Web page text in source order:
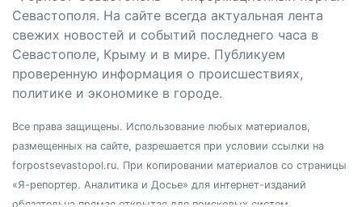
Севастополя. На сайте всегда актуальная лента
свежих новостей и событий последнего часа в
Севастополе, Крыму и в мире. Публикуем
проверенную информация о происшествиях,
политике и экономике в городе.
Все права защищены. Использование любых материалов,
размещенных на сайте, разрешается при условии ссылки на
forpostsevastopol.ru. При копировании материалов со страницы
«Я-репортер. Аналитика и Досье» для интернет-изданий
обязательна прямая открытая для поисковых систем